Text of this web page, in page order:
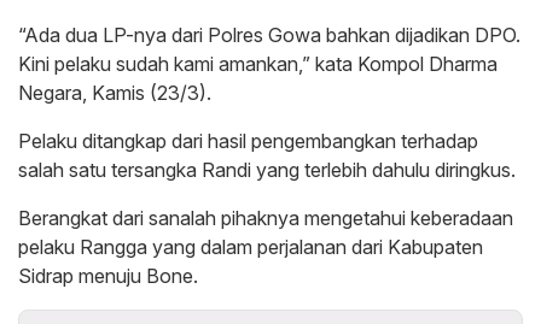
“Ada dua LP-nya dari Polres Gowa bahkan dijadikan DPO.
Kini pelaku sudah kami amankan,” kata Kompol Dharma
Negara, Kamis (23/3).
Pelaku ditangkap dari hasil pengembangkan terhadap
salah satu tersangka Randi yang terlebih dahulu diringkus.
Berangkat dari sanalah pihaknya mengetahui keberadaan
pelaku Rangga yang dalam perjalanan dari Kabupaten
Sidrap menuju Bone.